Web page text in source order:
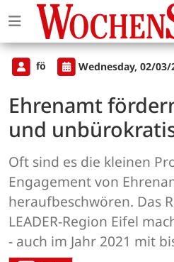
fö Wednesday, 02/03/
Ehrenamt
und
Oft sind es die kleinen
Engagement von
heraufbeschwören. Das
LEADER-Region Eifel
- auch im Jahr 2021 mit